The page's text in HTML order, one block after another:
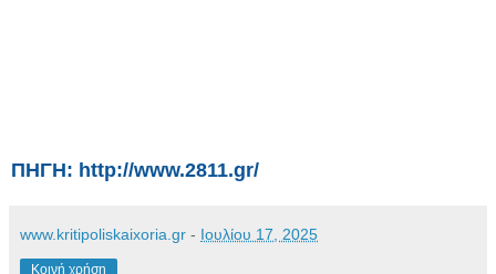
ΠΗΓΗ: http://www.2811.gr/
www.kritipoliskaixoria.gr - Ιουλίου 17, 2025
Κοινή χρήση